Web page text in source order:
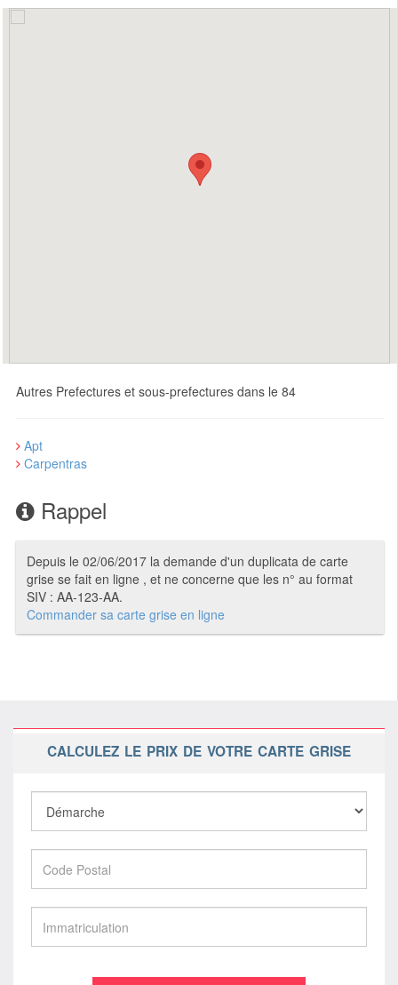
Autres Prefectures et sous-prefectures dans le 84
Apt
Carpentras
Rappel
Depuis le 02/06/2017 la demande d'un duplicata de carte
grise se fait en ligne , et ne concerne que les n° au format
SIV : AA-123-AA.
Commander sa carte grise en ligne
CALCULEZ LE PRIX DE VOTRE CARTE GRISE